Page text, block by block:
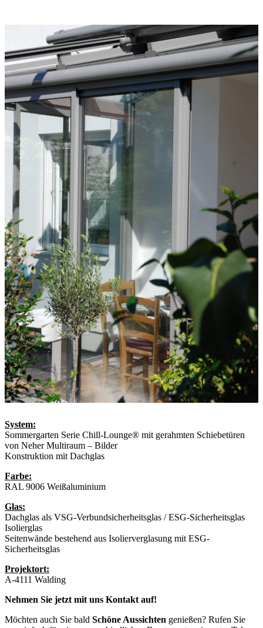
System:
Sommergarten Serie Chill-Lounge® mit gerahmten Schiebetüren
von Neher Multiraum – Bilder
Konstruktion mit Dachglas
Farbe:
RAL 9006 Weißaluminium
Glas:
Dachglas als VSG-Verbundsicherheitsglas / ESG-Sicherheitsglas
Isolierglas
Seitenwände bestehend aus Isolierverglasung mit ESG-
Sicherheitsglas
Projektort:
A-4111 Walding
Nehmen Sie jetzt mit uns Kontakt auf!
Möchten auch Sie bald Schöne Aussichten genießen? Rufen Sie